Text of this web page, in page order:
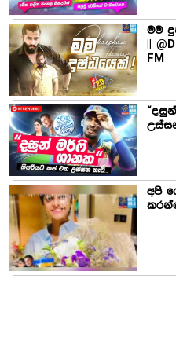
මම
||
FM
අපි